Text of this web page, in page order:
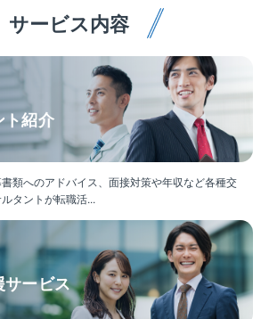
フィス、街路灯などのLED照明の切
スタンドやカーシェアリングの拠点
を実現しながら、消費エネルギー
ト削減
ルギーを見える化し分析のもと、最適
光発電設備の企画、実行 など..
取引が99％であり、行政からの信頼
長企業です。
照明、高効率空調等）導入のコンサ
ージを払拭できるように様々なITツ
ております。
事の施工管理は官公庁発注の大規模
には大手メーカーとの協業案件もあ
キルアップができる環境です。
中
る再生エネルギーや、省エネルギー
ソリューションを手掛けている同
億円超でIPO準備フェーズの貴重な時
。
上場の中での事業成長の中核を担え
境】
。
ージを払拭できるように様々なITツ
ております。
工事の施工管理は官公庁発注の大規模
には大手メーカーとの協業案件もあ
キルアップができる環境です。
る再生エネルギーや、省エネルギー
ソリューションを手掛けている同
サービス内容
ト紹介
類へのアドバイス、面接対策や年収など各種交
タントが転職活...
サービス